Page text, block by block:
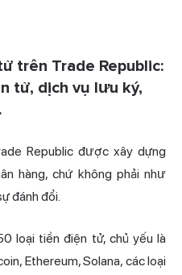
trên Trade Republic:
tử, dịch vụ lưu ký,
Republic được xây dựng
hàng, chứ không phải như
đánh đổi.
loại tiền điện tử, chủ yếu là
Ethereum, Solana, các loại